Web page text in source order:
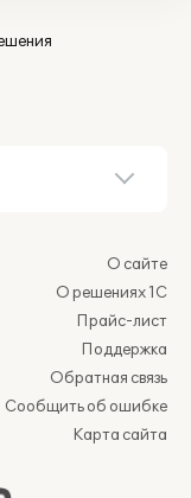
О сайте
О решениях 1С
Прайс-лист
Поддержка
Обратная связь
Сообщить об ошибке
Карта сайта